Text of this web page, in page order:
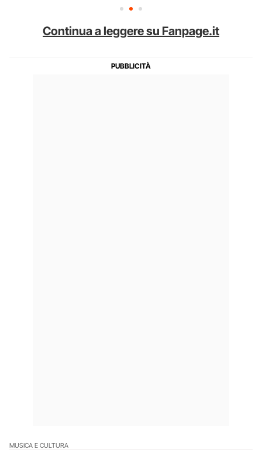
Continua a leggere su Fanpage.it
MUSICA E CULTURA